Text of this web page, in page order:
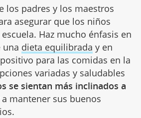
los padres y los maestros
asegurar que los niños
Haz mucho énfasis en
una dieta equilibrada y en
para las comidas en la
variadas y saludables
se sientan más inclinados a
a mantener sus buenos